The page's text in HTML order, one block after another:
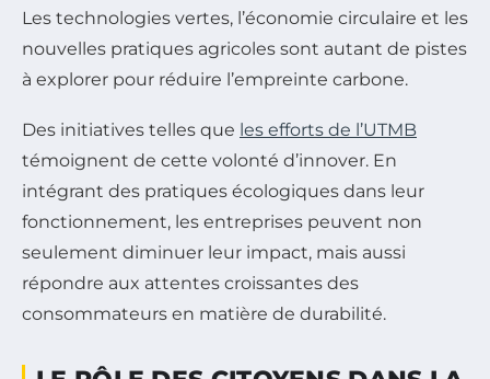
Les technologies vertes, l’économie circulaire et les
nouvelles pratiques agricoles sont autant de pistes
à explorer pour réduire l’empreinte carbone.
Des initiatives telles que les efforts de l’UTMB
témoignent de cette volonté d’innover. En
intégrant des pratiques écologiques dans leur
fonctionnement, les entreprises peuvent non
seulement diminuer leur impact, mais aussi
répondre aux attentes croissantes des
consommateurs en matière de durabilité.